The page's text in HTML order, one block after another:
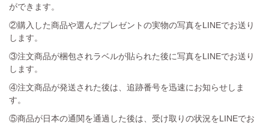
ができます。
②購入した商品や選んだプレゼントの実物の写真をLINEでお送り
します。
③注文商品が梱包されラベルが貼られた後に写真をLINEでお送り
します。
④注文商品が発送された後は、追跡番号を迅速にお知らせしま
す。
⑤商品が日本の通関を通過した後は、受け取りの状況をLINEでお